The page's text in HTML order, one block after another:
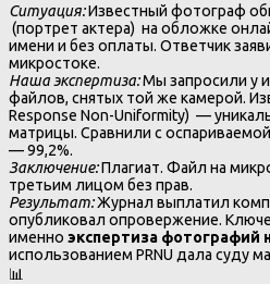
Ситуация:Известный фотограф
(портрет актера) на обложке
имени и без оплаты. Ответчик
микростоке.
Наша экспертиза:Мы запросили у
файлов, снятых той же камерой.
Response Non-Uniformity) —
матрицы. Сравнили с
— 99,2%.
Заключение:Плагиат. Файл на
третьим лицом без прав.
Результат:Журнал выплатил
опубликовал опровержение.
именно экспертиза фотографий
использованием PRNU дала суду
📊